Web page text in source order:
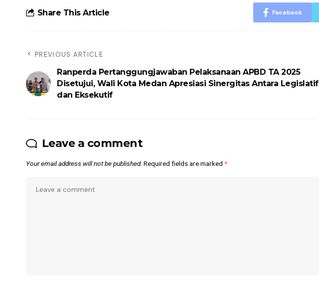
Share This Article Facebook
PREVIOUS ARTICLE
Ranperda Pertanggungjawaban Pelaksanaan APBD TA 2025
Disetujui, Wali Kota Medan Apresiasi Sinergitas Antara Legislatif
dan Eksekutif
Leave a comment
Your email address will not be published. Required fields are marked *